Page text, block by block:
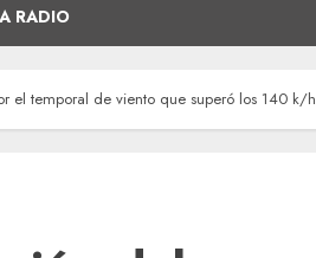
RADIO
el temporal de viento que superó los 140 k/h